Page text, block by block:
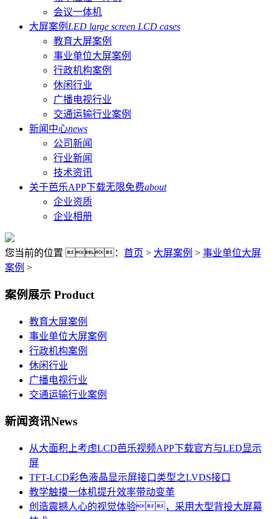
会议一体机
大屏案例 LED large screen LCD cases
教育大屏案例
事业单位大屏案例
行政机构案例
休闲行业
广播电视行业
交通运输行业案例
新闻中心news
公司新闻
行业新闻
技术资讯
关于芭乐APP下载无限免费about
企业资质
企业相册
您当前的位置 ： 首页 > 大屏案例 > 事业单位大屏
案例 >
案例展示 Product
教育大屏案例
事业单位大屏案例
行政机构案例
休闲行业
广播电视行业
交通运输行业案例
新闻资讯News
从大面积上考虑LCD芭乐视频APP下载官方与LED显示
屏
TFT-LCD彩色液晶显示屏接口类型之LVDS接口
教学触摸一体机提升效率带动变革
创造震撼人心的视觉体验，采用大型背投大屏幕